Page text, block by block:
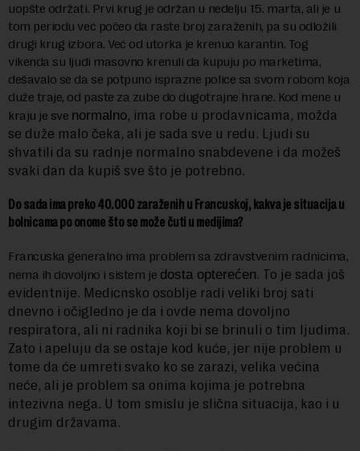
uopšte održati. Prvi krug je održan u nedelju 15. marta, ali je u
tom periodu već počeo da raste broj zaraženih, pa su odložili
drugi krug izbora. Već od utorka je krenuo karantin. Tog
vikenda su ljudi masovno krenuli da kupuju po marketima,
dešavalo se da se potpuno isprazne police sa svom robom koja
duže traje, od paste za zube do dugotrajne hrane. Kod mene u
kraju je sve normalno, ima robe u prodavnicama, možda
se duže malo čeka, ali je sada sve u redu. Ljudi su
shvatili da su radnje normalno snabdevene i da možeš
svaki dan da kupiš sve što je potrebno.
Do sada ima preko 40.000 zaraženih u Francuskoj, kakva je situacija u
bolnicama po onome što se može čuti u medijima?
Francuska generalno ima problem sa zdravstvenim radnicima,
nema ih dovoljno i sistem je dosta opterećen. To je sada još
evidentnije. Medicnsko osoblje radi veliki broj sati
dnevno i očigledno je da i ovde nema dovoljno
respiratora, ali ni radnika koji bi se brinuli o tim ljudima.
Zato i apeluju da se ostaje kod kuće, jer nije problem u
tome da će umreti svako ko se zarazi, velika većina
neće, ali je problem sa onima kojima je potrebna
intezivna nega. U tom smislu je slična situacija, kao i u
drugim državama.